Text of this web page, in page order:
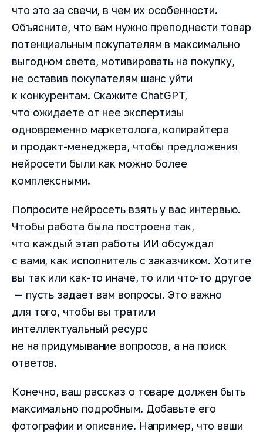
что это за свечи, в чем их особенности.
Объясните, что вам нужно преподнести товар
потенциальным покупателям в максимально
выгодном свете, мотивировать на покупку,
не оставив покупателям шанс уйти
к конкурентам. Скажите ChatGPT,
что ожидаете от нее экспертизы
одновременно маркетолога, копирайтера
и продакт-менеджера, чтобы предложения
нейросети были как можно более
комплексными.
Попросите нейросеть взять у вас интервью.
Чтобы работа была построена так,
что каждый этап работы ИИ обсуждал
с вами, как исполнитель с заказчиком. Хотите
вы так или как-то иначе, то или что-то другое
— пусть задает вам вопросы. Это важно
для того, чтобы вы тратили
интеллектуальный ресурс
не на придумывание вопросов, а на поиск
ответов.
Конечно, ваш рассказ о товаре должен быть
максимально подробным. Добавьте его
фотографии и описание. Например, что ваши